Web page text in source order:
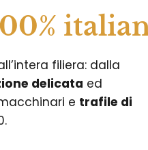
filiera: dalla
delicata ed
e trafile di